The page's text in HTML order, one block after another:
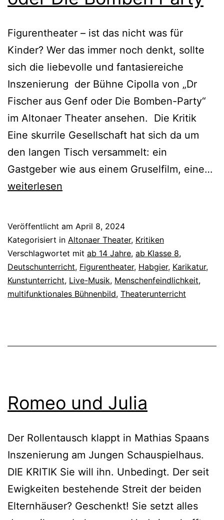
Figurentheater – ist das nicht was für
Kinder? Wer das immer noch denkt, sollte
sich die liebevolle und fantasiereiche
Inszenierung der Bühne Cipolla von „Dr
Fischer aus Genf oder Die Bomben-Party“
im Altonaer Theater ansehen. Die Kritik
Eine skurrile Gesellschaft hat sich da um
den langen Tisch versammelt: ein
Gastgeber wie aus einem Gruselfilm, eine…
weiterlesen
Veröffentlicht am April 8, 2024
Kategorisiert in Altonaer Theater, Kritiken
Verschlagwortet mit ab 14 Jahre, ab Klasse 8,
Deutschunterricht, Figurentheater, Habgier, Karikatur,
Kunstunterricht, Live-Musik, Menschenfeindlichkeit,
multifunktionales Bühnenbild, Theaterunterricht
Romeo und Julia
Der Rollentausch klappt in Mathias Spaans
Inszenierung am Jungen Schauspielhaus.
DIE KRITIK Sie will ihn. Unbedingt. Der seit
Ewigkeiten bestehende Streit der beiden
Elternhäuser? Geschenkt! Sie setzt alles